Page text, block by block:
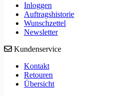
Inloggen
Auftragshistorie
Wunschzettel
Newsletter
Kundenservice
Kontakt
Retouren
Übersicht